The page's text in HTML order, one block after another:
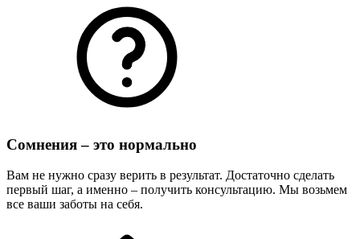
Сомнения – это нормально
Вам не нужно сразу верить в результат. Достаточно сделать
первый шаг, а именно – получить консультацию. Мы возьмем
все ваши заботы на себя.